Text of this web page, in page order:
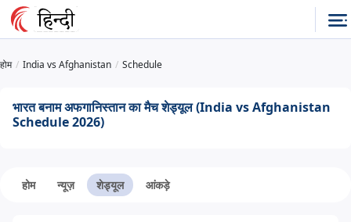
होम India vs Afghanistan Schedule
भारत बनाम अफगानिस्तान का मैच शेड्यूल (India vs Afghanistan
Schedule 2026)
होम न्यूज़ शेड्यूल आंकड़े